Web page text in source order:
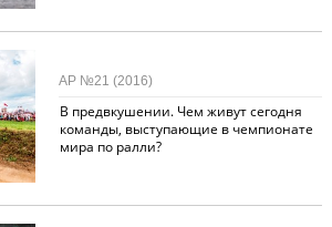
В предвкушении. Чем живут сегодня
команды, выступающие в чемпионате
мира по ралли?
АР №21 (2016)